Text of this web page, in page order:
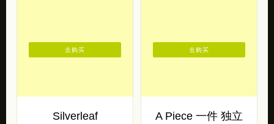
Silverleaf
去购买
A Piece 一件 独立
去购买